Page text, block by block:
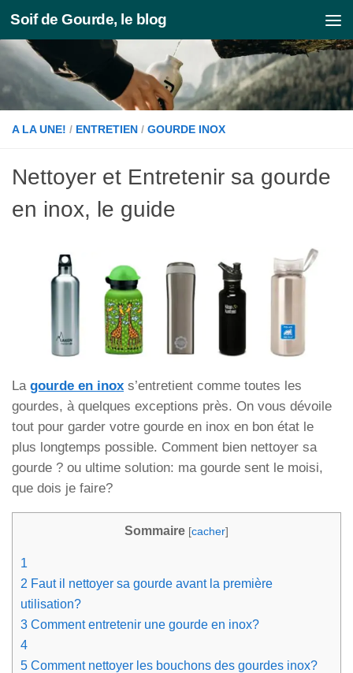
Skip to content
Soif de Gourde, le blog
A LA UNE! / ENTRETIEN / GOURDE INOX
Nettoyer et Entretenir sa gourde
en inox, le guide
La gourde en inox s’entretient comme toutes les
gourdes, à quelques exceptions près. On vous dévoile
tout pour garder votre gourde en inox en bon état le
plus longtemps possible. Comment bien nettoyer sa
gourde ? ou ultime solution: ma gourde sent le moisi,
que dois je faire?
Sommaire [cacher]
1
2 Faut il nettoyer sa gourde avant la première
utilisation?
3 Comment entretenir une gourde en inox?
4
5 Comment nettoyer les bouchons des gourdes inox?